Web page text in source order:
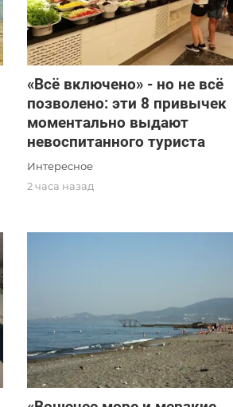
«Всё включено» - но не всё
позволено: эти 8 привычек
моментально выдают
невоспитанного туриста
Интересное
2 часа назад